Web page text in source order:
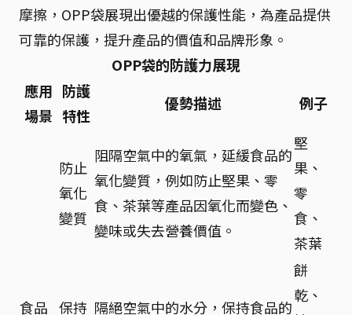
摩擦，OPP袋展現出優越的保護性能，為產品提供
可靠的保護，提升產品的價值和品牌形象。
OPP袋的防護力展現
應用
場景
防護
特性
優勢描述 例子
食品
防止
氧化
變質
阻隔空氣中的氧氣，延緩食品的
氧化變質，例如防止堅果、零
食、茶葉等產品因氧化而變色、
變味或失去營養價值。
堅
果、
零
食、
茶葉
保持 隔絕空氣中的水分，保持食品的
餅
乾、